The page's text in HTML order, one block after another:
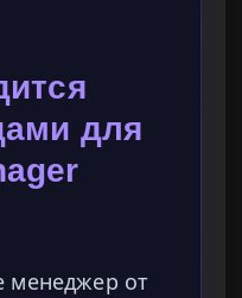
для
менеджер от